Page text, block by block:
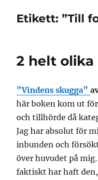
Etikett:”Till
2 helt olika
”Vindens skugga”
här boken kom ut
och tillhörde då
Jag har absolut för
inbunden och
över huvudet på
faktiskt har haft